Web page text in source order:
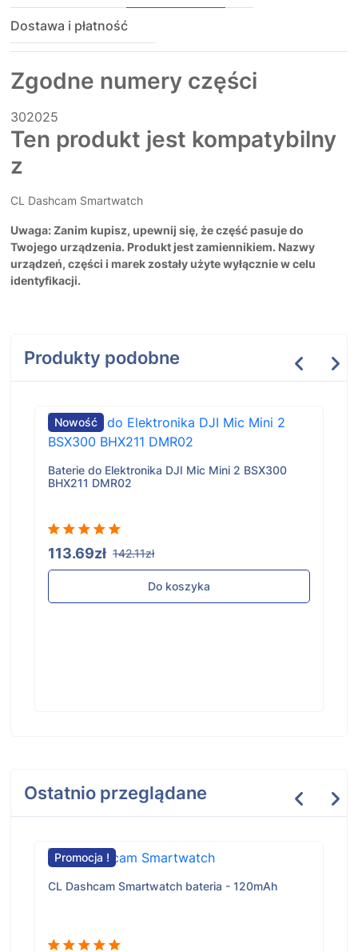
Dostawa i płatność
Zgodne numery części
302025
Ten produkt jest kompatybilny
z
CL Dashcam Smartwatch
Uwaga: Zanim kupisz, upewnij się, że część pasuje do
Twojego urządzenia. Produkt jest zamiennikiem. Nazwy
urządzeń, części i marek zostały użyte wyłącznie w celu
identyfikacji.
Produkty podobne
Nowość
Baterie do Elektronika DJI Mic Mini 2 BSX300
BHX211 DMR02
113.69zł 142.11zł
Do koszyka
Ostatnio przeglądane
Promocja !
CL Dashcam Smartwatch bateria - 120mAh